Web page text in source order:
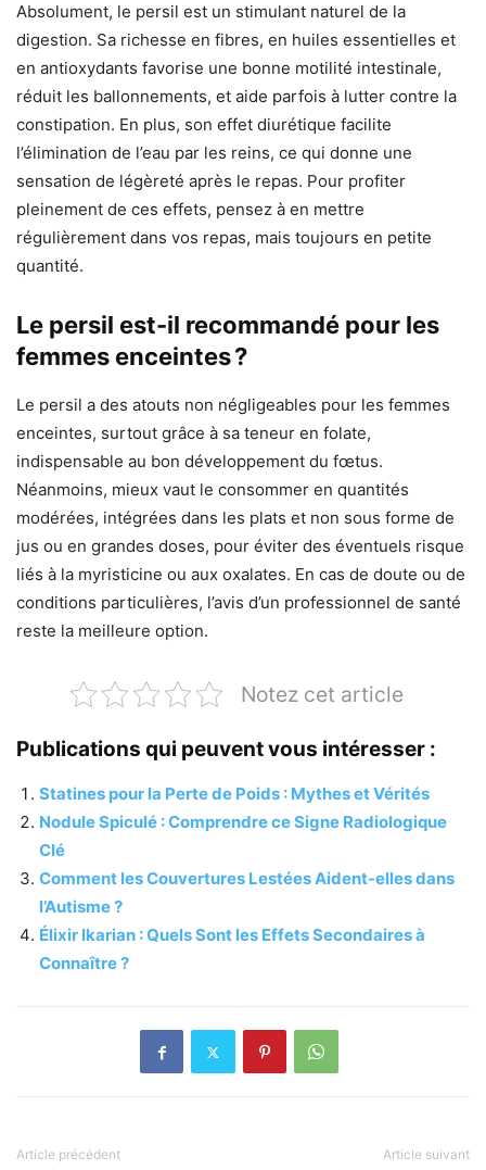
Absolument, le persil est un stimulant naturel de la
digestion. Sa richesse en fibres, en huiles essentielles et
en antioxydants favorise une bonne motilité intestinale,
réduit les ballonnements, et aide parfois à lutter contre la
constipation. En plus, son effet diurétique facilite
l’élimination de l’eau par les reins, ce qui donne une
sensation de légèreté après le repas. Pour profiter
pleinement de ces effets, pensez à en mettre
régulièrement dans vos repas, mais toujours en petite
quantité.
Le persil est-il recommandé pour les
femmes enceintes ?
Le persil a des atouts non négligeables pour les femmes
enceintes, surtout grâce à sa teneur en folate,
indispensable au bon développement du fœtus.
Néanmoins, mieux vaut le consommer en quantités
modérées, intégrées dans les plats et non sous forme de
jus ou en grandes doses, pour éviter des éventuels risque
liés à la myristicine ou aux oxalates. En cas de doute ou de
conditions particulières, l’avis d’un professionnel de santé
reste la meilleure option.
Notez cet article
Publications qui peuvent vous intéresser :
Statines pour la Perte de Poids : Mythes et Vérités
Nodule Spiculé : Comprendre ce Signe Radiologique
Clé
Comment les Couvertures Lestées Aident-elles dans
l’Autisme ?
Élixir Ikarian : Quels Sont les Effets Secondaires à
Connaître ?
Article précédent Article suivant